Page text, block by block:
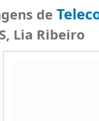
de
Lia Ribeiro